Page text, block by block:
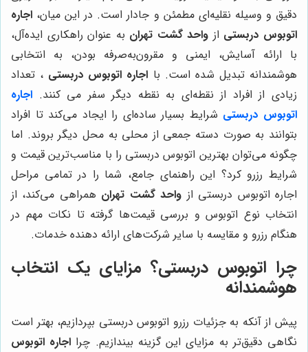
دقیق و وسیله نقلیه‌ای مطمئن و جادار است. در این میان، اجاره
اتوبوس دربستی از واحد گشت تهران به عنوان راهکاری ایده‌آل،
با ارائه آسایش، ایمنی و مقرون‌به‌صرفه بودن، به انتخابی
هوشمندانه تبدیل شده است. با اجاره اتوبوس دربستی ، تعداد
زیادی از افراد از نقطه‌ای به نقطه دیگر سفر می کنند. اجاره
اتوبوس دربستی شرایط بسیار ساده‌ای را ایجاد می‌کند تا افراد
بتوانند به صورت دسته جمعی از محلی به محل دیگر بروند. اما
چگونه می‌توان بهترین اتوبوس دربستی را با مناسب‌ترین قیمت و
شرایط رزرو کرد؟ این راهنمای جامع، شما را در تمامی مراحل
اجاره اتوبوس دربستی از واحد گشت تهران همراهی می‌کند، از
انتخاب نوع اتوبوس و بررسی قیمت‌ها گرفته تا نکات مهم در
هنگام رزرو و مقایسه با سایر شرکت‌های ارائه دهنده خدمات.
چرا اتوبوس دربستی؟ مزایای یک انتخاب
هوشمندانه
پیش از آنکه به جزئیات رزرو اتوبوس دربستی بپردازیم، بهتر است
نگاهی دقیق‌تر به مزایای این گزینه بیندازیم. چرا اجاره اتوبوس